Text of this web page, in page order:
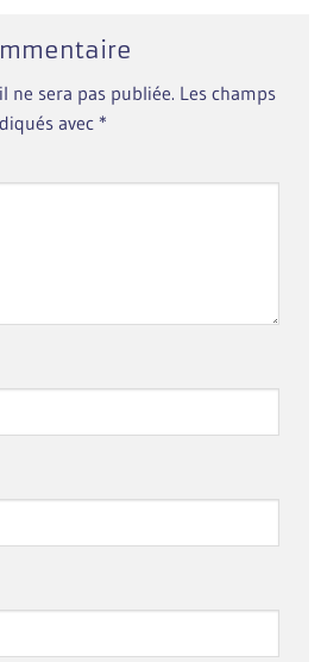
ne sera pas publiée. Les champs
avec *